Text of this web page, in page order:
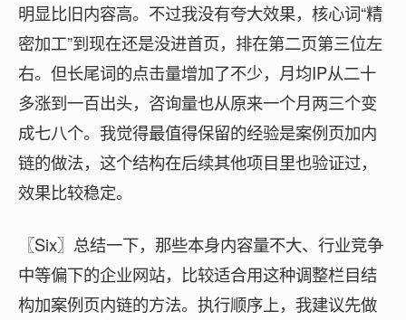
明显比旧内容高。不过我没有夸大效果，核心词“精
密加工”到现在还是没进首页，排在第二页第三位左
右。但长尾词的点击量增加了不少，月均IP从二十
多涨到一百出头，咨询量也从原来一个月两三个变
成七八个。我觉得最值得保留的经验是案例页加内
链的做法，这个结构在后续其他项目里也验证过，
效果比较稳定。
〖Six〗总结一下，那些本身内容量不大、行业竞争
中等偏下的企业网站，比较适合用这种调整栏目结
构加案例页内链的方法。执行顺序上，我建议先做